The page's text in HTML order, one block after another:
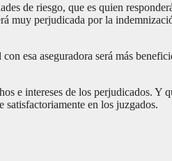
de riesgo, que es quien
muy perjudicada por la
esa aseguradora será más
e intereses de los perjudicados. Y
satisfactoriamente en los juzgados.